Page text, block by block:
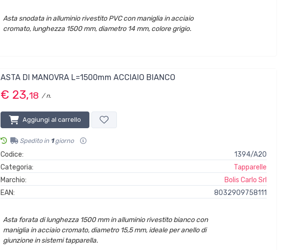
Asta snodata in alluminio rivestito PVC con maniglia in acciaio
cromato, lunghezza 1500 mm, diametro 14 mm, colore grigio.
ASTA DI MANOVRA L=1500mm ACCIAIO BIANCO
€ 23,18 / n.
Aggiungi al carrello
Spedito in 1giorno
Codice:
1394/A20
Categoria:
Tapparelle
Marchio:
Bolis Carlo Srl
EAN:
8032909758111
Asta forata di lunghezza 1500 mm in alluminio rivestito bianco con
maniglia in acciaio cromato, diametro 15,5 mm, ideale per anello di
giunzione in sistemi tapparella.